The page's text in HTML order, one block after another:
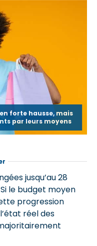
forte hausse, mais
par leurs moyens
jusqu’au 28
le budget moyen
progression
réel des